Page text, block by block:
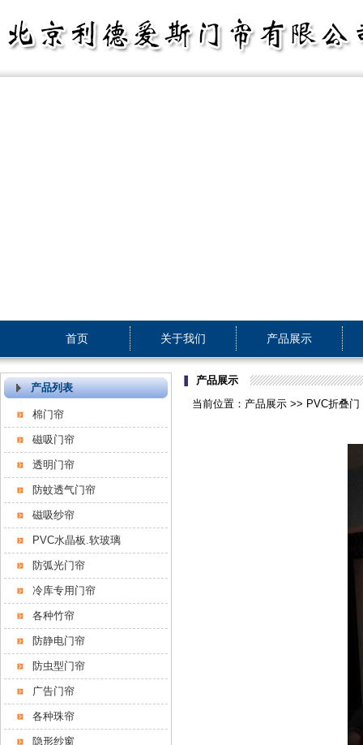
首页 关于我们 产品展示
产品列表
棉门帘
磁吸门帘
透明门帘
防蚊透气门帘
磁吸纱帘
PVC水晶板.软玻璃
防弧光门帘
冷库专用门帘
各种竹帘
防静电门帘
防虫型门帘
广告门帘
各种珠帘
隐形纱窗
产品展示
当前位置：产品展示 >> PVC折叠